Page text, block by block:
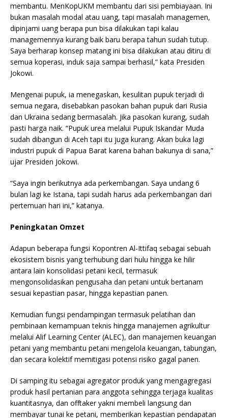
membantu. MenKopUKM membantu dari sisi pembiayaan. Ini
bukan masalah modal atau uang, tapi masalah managemen,
dipinjami uang berapa pun bisa dilakukan tapi kalau
managemennya kurang baik baru berapa tahun sudah tutup.
Saya berharap konsep matang ini bisa dilakukan atau ditiru di
semua koperasi, induk saja sampai berhasil,” kata Presiden
Jokowi.
Mengenai pupuk, ia menegaskan, kesulitan pupuk terjadi di
semua negara, disebabkan pasokan bahan pupuk dari Rusia
dan Ukraina sedang bermasalah. Jika pasokan kurang, sudah
pasti harga naik. “Pupuk urea melalui Pupuk Iskandar Muda
sudah dibangun di Aceh tapi itu juga kurang. Akan buka lagi
industri pupuk di Papua Barat karena bahan bakunya di sana,”
ujar Presiden Jokowi.
“Saya ingin berikutnya ada perkembangan. Saya undang 6
bulan lagi ke Istana, tapi sudah harus ada perkembangan dari
pertemuan hari ini,” katanya.
Peningkatan Omzet
Adapun beberapa fungsi Kopontren Al-Ittifaq sebagai sebuah
ekosistem bisnis yang terhubung dari hulu hingga ke hilir
antara lain konsolidasi petani kecil, termasuk
mengonsolidasikan pengusaha dan petani untuk bertanam
sesuai kepastian pasar, hingga kepastian panen.
Kemudian fungsi pendampingan termasuk pelatihan dan
pembinaan kemampuan teknis hingga manajemen agrikultur
melalui Alif Learning Center (ALEC), dan manajemen keuangan
petani yang membantu petani mengelola keuangan, tabungan,
dan secara kolektif memitigasi potensi risiko gagal panen.
Di samping itu sebagai agregator produk yang mengagregasi
produk hasil pertanian para anggota sehingga terjaga kualitas
kuantitasnya, dan offtaker yakni membeli langsung dan
membayar tunai ke petani, memberikan kepastian pendapatan